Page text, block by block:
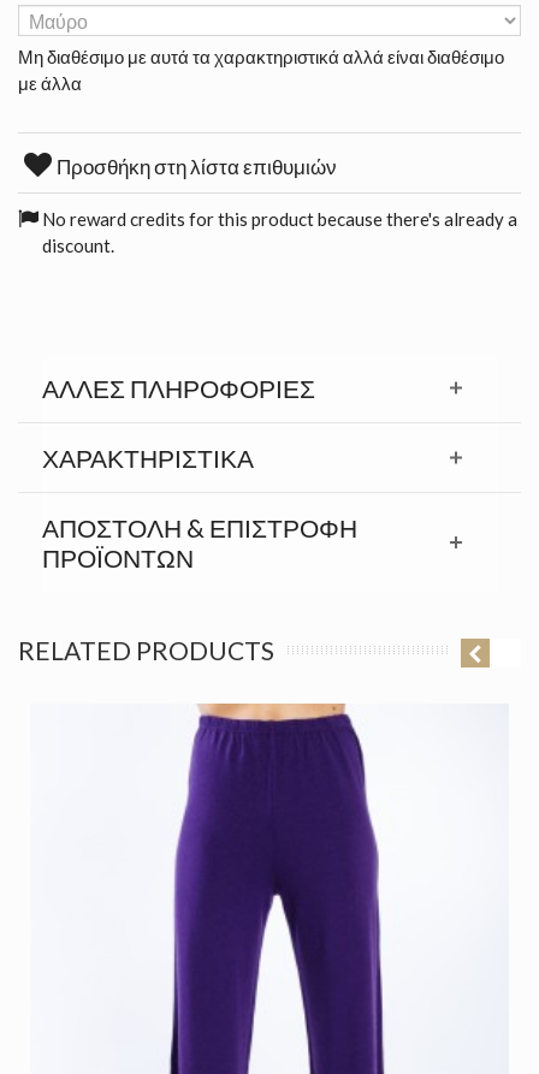
Μη διαθέσιμο με αυτά τα χαρακτηριστικά αλλά είναι διαθέσιμο
με άλλα
Προσθήκη στη λίστα επιθυμιών
No reward credits for this product because there's already a
discount.
ΆΛΛΕΣ ΠΛΗΡΟΦΟΡΊΕΣ
ΧΑΡΑΚΤΗΡΙΣΤΙΚΆ
ΑΠΟΣΤΟΛΉ & ΕΠΙΣΤΡΟΦΉ
ΠΡΟΪΟΝΤΩΝ
RELATED PRODUCTS